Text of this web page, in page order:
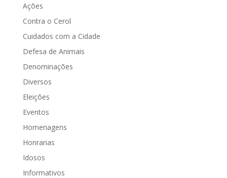
Ações
Contra o Cerol
Cuidados com a Cidade
Defesa de Animais
Denominações
Diversos
Eleições
Eventos
Homenagens
Honrarias
Idosos
Informativos